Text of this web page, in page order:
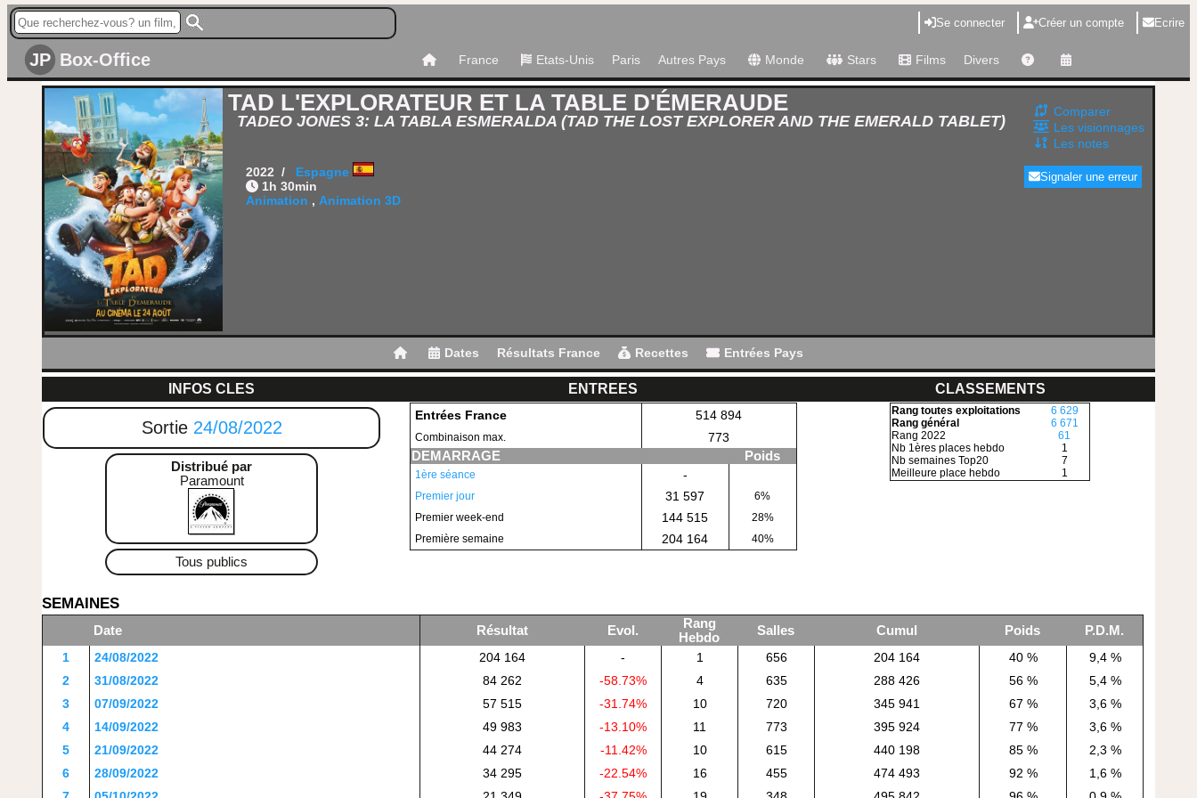
Se connecter Créer un compte Ecrire
JP Box-Office France Etats-Unis Paris Autres Pays Monde Stars Films Divers
TAD L'EXPLORATEUR ET LA TABLE D'ÉMERAUDE
TADEO JONES 3: LA TABLA ESMERALDA (TAD THE LOST EXPLORER AND THE EMERALD TABLET)
2022 / Espagne
1h 30min
Animation , Animation 3D
Comparer
Les visionnages
Les notes
Signaler une erreur
Dates Résultats France Recettes Entrées Pays
INFOS CLES ENTREES CLASSEMENTS
Sortie 24/08/2022
Distribué par
Paramount
Tous publics
Entrées France 514 894
Combinaison max.
773
DEMARRAGE
Poids
1ère séance -
Premier jour 31 597
6%
Premier week-end
144 515
28%
Première semaine
204 164 40%
Rang toutes exploitations
Rang général
Rang 2022
Nb 1ères places hebdo
Nb semaines Top20
Meilleure place hebdo
6 629
6 671
61
1
7
1
SEMAINES
Date Résultat Evol.
Rang
Hebdo
Salles Cumul Poids
P.D.M.
1
24/08/2022 204 164 - 1 656 204 164 40 %
9,4 %
2
31/08/2022 84 262 -58.73% 4 635 288 426 56 %
5,4 %
3
07/09/2022 57 515 -31.74% 10 720 345 941 67 %
3,6 %
4
14/09/2022 49 983 -13.10% 11 773 395 924 77 %
3,6 %
5
21/09/2022 44 274 -11.42% 10 615 440 198 85 %
2,3 %
6
28/09/2022 34 295 -22.54% 16 455 474 493 92 %
1,6 %